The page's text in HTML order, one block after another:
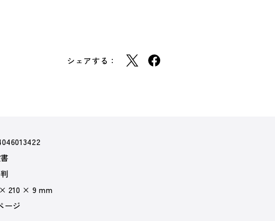
シェアする：
210 × 9 mm
ージ